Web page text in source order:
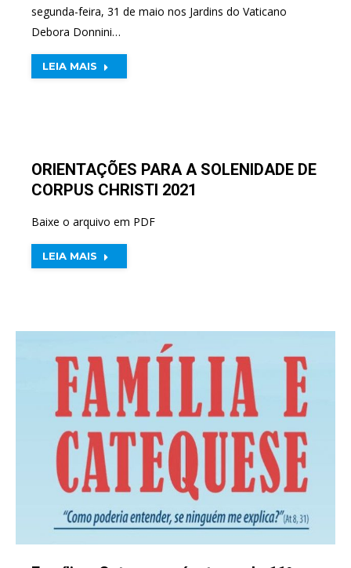
segunda-feira, 31 de maio nos Jardins do Vaticano
Debora Donnini…
LEIA MAIS
ORIENTAÇÕES PARA A SOLENIDADE DE
CORPUS CHRISTI 2021
Baixe o arquivo em PDF
LEIA MAIS